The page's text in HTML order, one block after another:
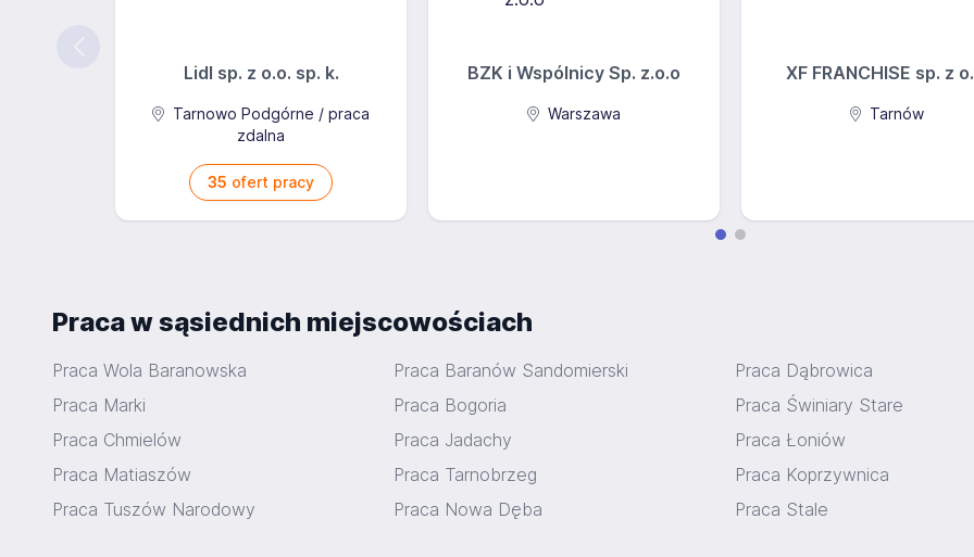
Lidl sp. z o.o. sp. k.
Tarnowo Podgórne / praca
zdalna
35 ofert pracy
BZK i Wspólnicy Sp. z.o.o
Warszawa
XF FRANCHISE sp. z
Tarnów
Praca w sąsiednich miejscowościach
Praca Wola Baranowska Praca Baranów Sandomierski
Praca Dąbrowica
Praca Marki
Praca Bogoria
Praca Świniary Stare
Praca Chmielów
Praca Jadachy
Praca Łoniów
Praca Matiaszów
Praca Tarnobrzeg
Praca Koprzywnica
Praca Tuszów Narodowy
Praca Nowa Dęba Praca Stale